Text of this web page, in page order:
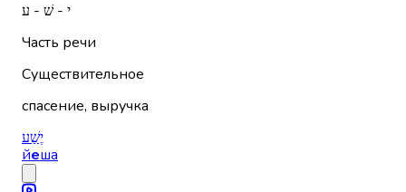
י - שׁ - ע
Часть речи
Существительное
спасение, выручка
יֶשַׁע
йеша